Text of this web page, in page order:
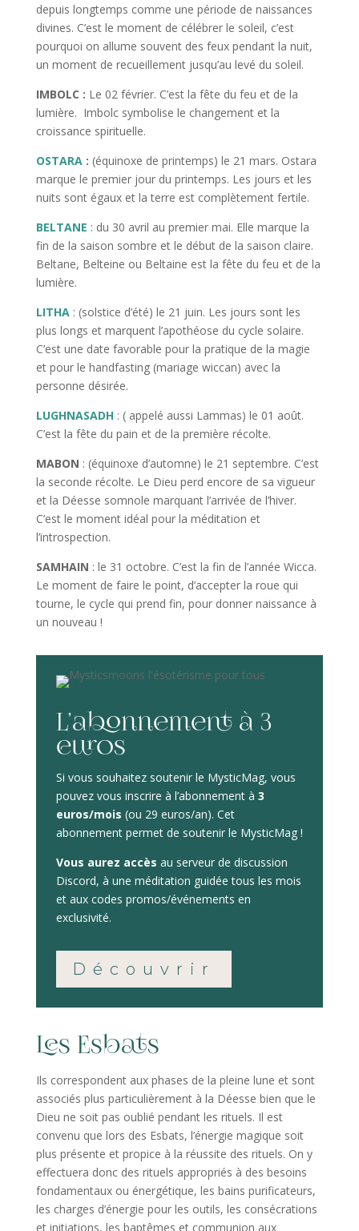
depuis longtemps comme une période de naissances
divines. C’est le moment de célébrer le soleil, c’est
pourquoi on allume souvent des feux pendant la nuit,
un moment de recueillement jusqu’au levé du soleil.
IMBOLC : Le 02 février. C’est la fête du feu et de la
lumière. Imbolc symbolise le changement et la
croissance spirituelle.
OSTARA: (équinoxe de printemps) le 21 mars. Ostara
marque le premier jour du printemps. Les jours et les
nuits sont égaux et la terre est complètement fertile.
BELTANE : du 30 avril au premier mai. Elle marque la
fin de la saison sombre et le début de la saison claire.
Beltane, Belteine ou Beltaine est la fête du feu et de la
lumière.
LITHA: (solstice d’été) le 21 juin. Les jours sont les
plus longs et marquent l’apothéose du cycle solaire.
C’est une date favorable pour la pratique de la magie
et pour le handfasting (mariage wiccan) avec la
personne désirée.
LUGHNASADH : ( appelé aussi Lammas) le 01 août.
C’est la fête du pain et de la première récolte.
MABON : (équinoxe d’automne) le 21 septembre. C’est
la seconde récolte. Le Dieu perd encore de sa vigueur
et la Déesse somnole marquant l’arrivée de l’hiver.
C’est le moment idéal pour la méditation et
l’introspection.
SAMHAIN : le 31 octobre. C’est la fin de l’année Wicca.
Le moment de faire le point, d’accepter la roue qui
tourne, le cycle qui prend fin, pour donner naissance à
un nouveau !
L’abonnement à 3
euros
Si vous souhaitez soutenir le MysticMag, vous
pouvez vous inscrire à l’abonnement à 3
euros/mois (ou 29 euros/an). Cet
abonnement permet de soutenir le MysticMag !
Vous aurez accès au serveur de discussion
Discord, à une méditation guidée tous les mois
et aux codes promos/événements en
exclusivité.
Découvrir
Les Esbats
Ils correspondent aux phases de la pleine lune et sont
associés plus particulièrement à la Déesse bien que le
Dieu ne soit pas oublié pendant les rituels. Il est
convenu que lors des Esbats, l’énergie magique soit
plus présente et propice à la réussite des rituels. On y
effectuera donc des rituels appropriés à des besoins
fondamentaux ou énergétique, les bains purificateurs,
les charges d’énergie pour les outils, les consécrations
et initiations, les baptêmes et communion aux